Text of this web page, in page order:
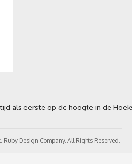
Design Company. All Rights Reserved.